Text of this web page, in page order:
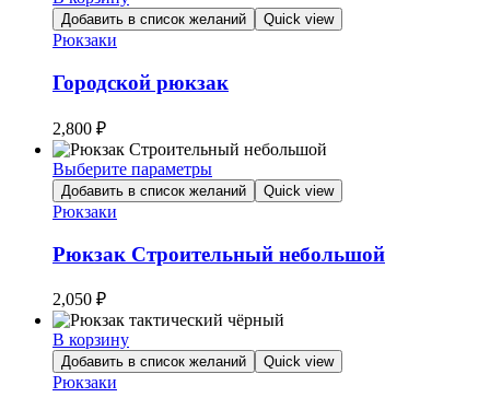
Добавить в список желаний Quick view
Рюкзаки
Городской рюкзак
2,800 ₽
Выберите параметры
Этот
товар
несколько
вариаций.
можно
выбрать
на
странице
товара.
Добавить в список желаний Quick view
Рюкзаки
Рюкзак Строительный небольшой
2,050 ₽
В корзину
Добавить в список желаний Quick view
Рюкзаки